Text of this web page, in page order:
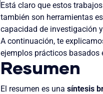
Está claro que estos
también son herramientas
capacidad de investigación
A continuación, te
ejemplos prácticos basados
Resumen
El resumen es una síntesis